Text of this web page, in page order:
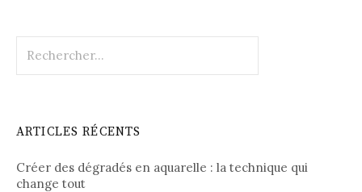
ARTICLES RÉCENTS
Créer des dégradés en aquarelle : la technique qui
change tout